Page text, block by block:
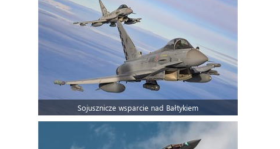
Sojusznicze wsparcie nad Bałtykiem